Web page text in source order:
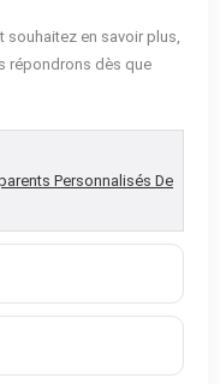
en savoir plus,
répondrons dès que
Personnalisés De